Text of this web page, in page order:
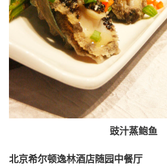
豉汁蒸鲍鱼
北京希尔顿逸林酒店随园中餐厅